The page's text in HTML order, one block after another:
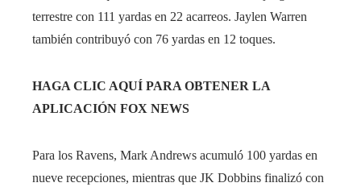
terrestre con 111 yardas en 22 acarreos. Jaylen Warren
también contribuyó con 76 yardas en 12 toques.
HAGA CLIC AQUÍ PARA OBTENER LA
APLICACIÓN FOX NEWS
Para los Ravens, Mark Andrews acumuló 100 yardas en
nueve recepciones, mientras que JK Dobbins finalizó con